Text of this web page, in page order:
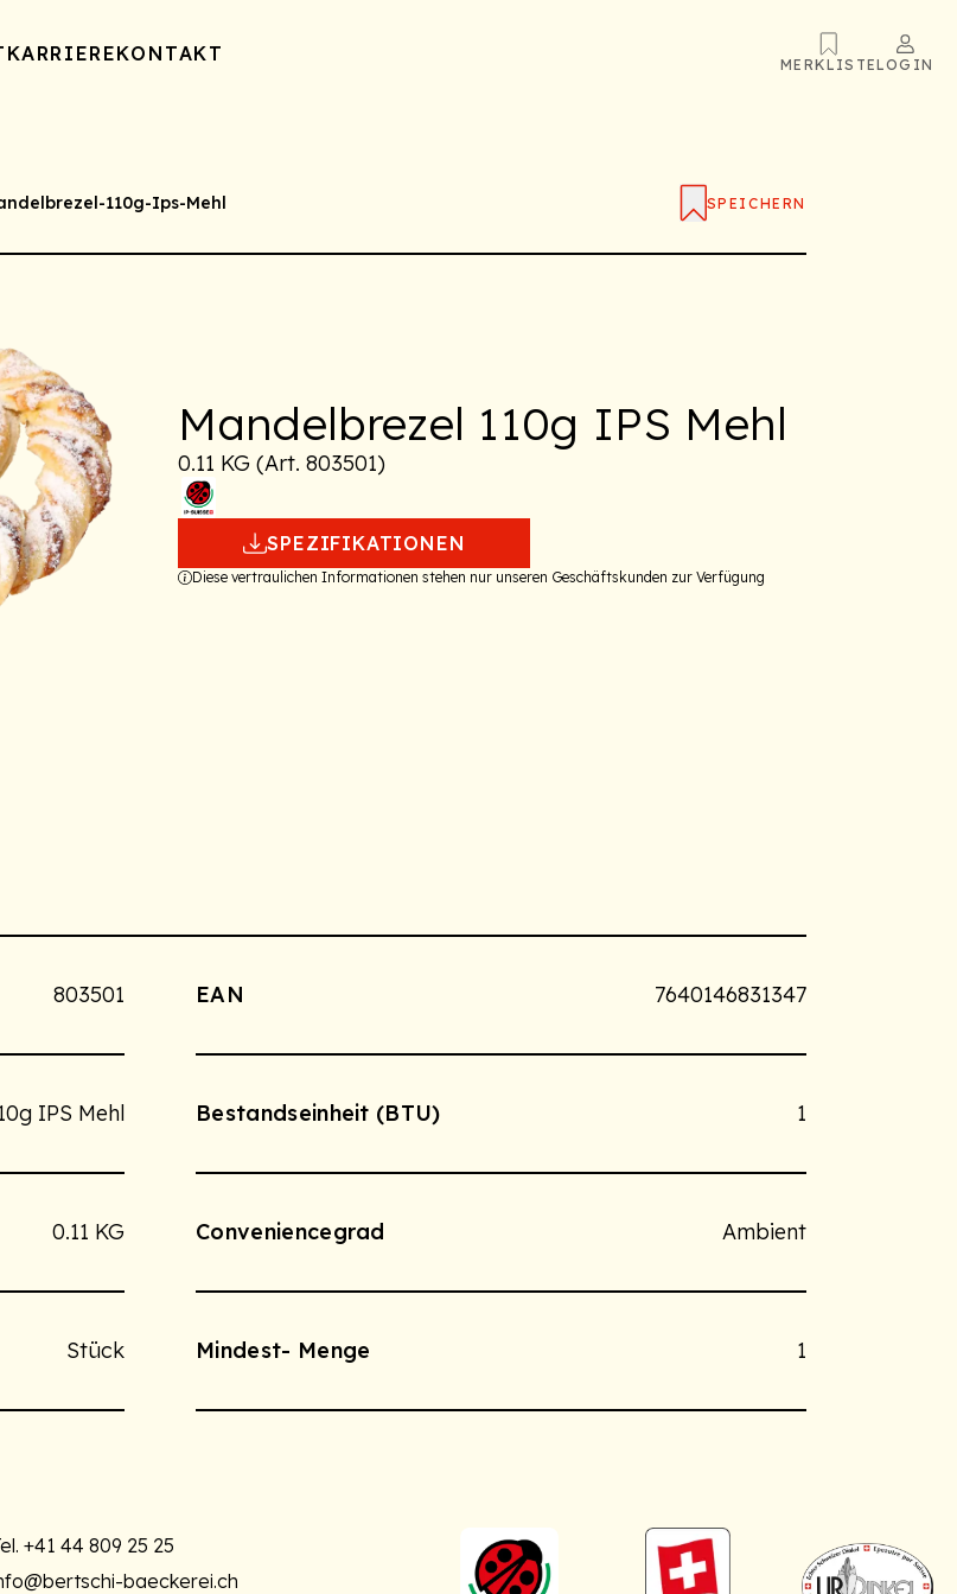
KARRIEREKONTAKT MERKLISTELOGIN
110g-Ips-Mehl SPEICHERN
Mandelbrezel 110g IPS Mehl
0.11 KG (Art. 803501)
SPEZIFIKATIONEN
Diese vertraulichen Informationen stehen nur unseren Geschäftskunden zur Verfügung
803501 EAN 7640146831347
IPS Mehl Bestandseinheit (BTU) 1
0.11 KG Conveniencegrad Ambient
Stück Mindest- Menge 1
+41 44 809 25 25
baeckerei.ch